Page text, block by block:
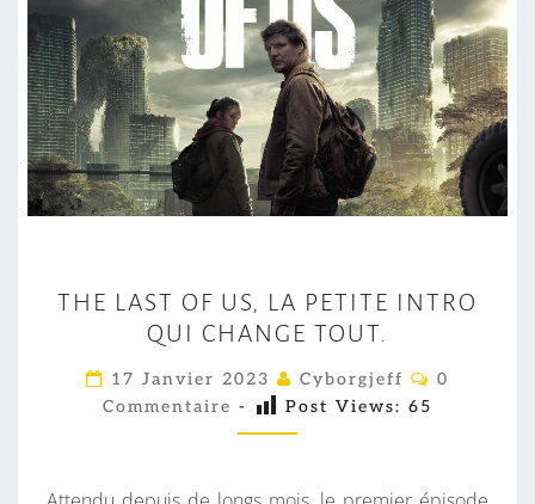
H
E
L
A
S
THE LAST OF US, LA PETITE INTRO
QUI CHANGE TOUT.
17 Janvier 2023 Cyborgjeff
C
0
Commentaire - Post Views: 65